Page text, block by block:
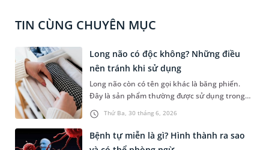
TIN CÙNG CHUYÊN MỤC
Thứ Ba, 30 tháng 6, 2026
Long não có độc không? Những điều
nên tránh khi sử dụng
Long não còn có tên gọi khác là băng phiến.
Đây là sản phẩm thường được sử dụng trong
đời sống hàng ngày với nhiều mục đích khác
nhau như chống mối mọt, chống ẩm mốc hay
khử mùi. Một trong những vấn đề mà nhiều
người dùng băn khoăn khi sử dụng long não là
Bệnh tự miễn là gì? Hình thành ra sao